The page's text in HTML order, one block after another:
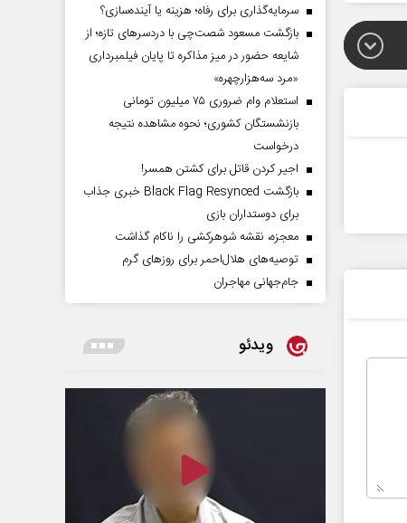
سرمایه‌گذاری برای رفاه؛ هزینه یا آینده‌سازی؟
بازگشت مسعود شصت‌چی با دردسر‌های تازه؛ از
شایعه حضور در میز مذاکره تا پایان فیلمبرداری
«مرد سه‌هزارچهره»
استعلام وام ضروری ۷۵ میلیون تومانی
بازنشستگان کشوری؛ نحوه مشاهده نتیجه
درخواست
اجیر کردن قاتل برای کشتن همسر!
بازگشت Black Flag Resynced خبری جذاب
برای دوستداران بازی
معجزه، نقشه شوهرکشی را ناکام گذاشت
توصیه‌های هلال‌احمر برای روز‌های گرم
جام‌جهانی مهاجران
ویدئو